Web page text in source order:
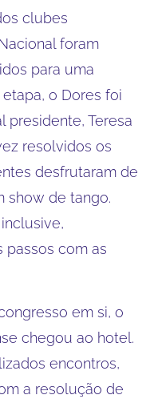
clubes
foram
para uma
o Dores foi
presidente, Teresa
resolvidos os
desfrutaram de
show de tango.
passos com as
em si, o
chegou ao hotel.
encontros,
a resolução de